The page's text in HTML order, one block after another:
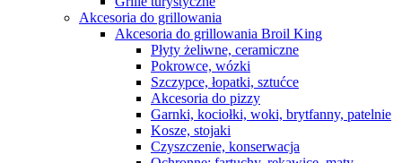
Akcesoria do grillowania
Akcesoria do grillowania Broil King
Płyty żeliwne, ceramiczne
Pokrowce, wózki
Szczypce, łopatki, sztućce
Akcesoria do pizzy
Garnki, kociołki, woki, brytfanny, patelnie
Kosze, stojaki
Czyszczenie, konserwacja